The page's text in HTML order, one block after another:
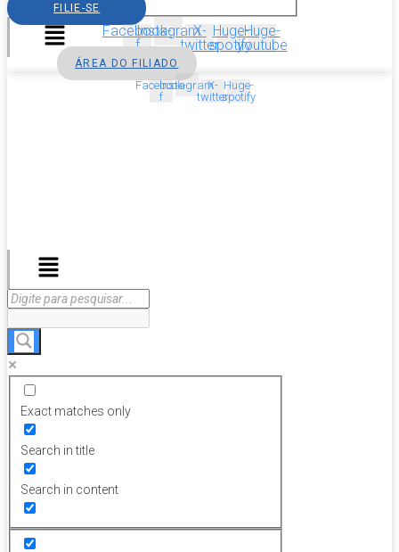
Menu
FILIE-SE
Facebook-
f
InstagramX-
twitter
Huge-
spotify
Huge-
youtube
ÁREA DO FILIADO
Facebook-
f
InstagramX-
twitter
Huge-
spotify
Menu
Exact matches only
Search in title
Search in content